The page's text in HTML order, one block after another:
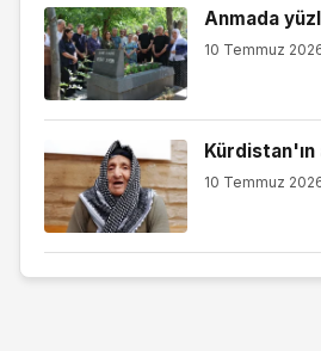
Anmada
10 Temmuz
10 Temmuz